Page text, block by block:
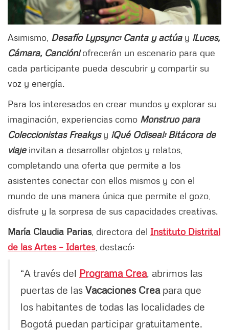
Asimismo, Desafío Lypsync: Canta y actúay ¡Luces,
Cámara, Canción! ofrecerán un escenario para que
cada participante pueda descubrir y compartir su
voz y energía.
Para los interesados en crear mundos y explorar su
imaginación, experiencias como Monstruo para
Coleccionistas Freakysy ¡Qué Odisea!: Bitácora de
viaje invitan a desarrollar objetos y relatos,
completando una oferta que permite a los
asistentes conectar con ellos mismos y con el
mundo de una manera única que permite el gozo,
disfrute y la sorpresa de sus capacidades creativas.
María Claudia Parias, directora del Instituto Distrital
de las Artes – Idartes, destacó:
“A través del Programa Crea , abrimos las
puertas de las Vacaciones Crea para que
los habitantes de todas las localidades de
Bogotá puedan participar gratuitamente.